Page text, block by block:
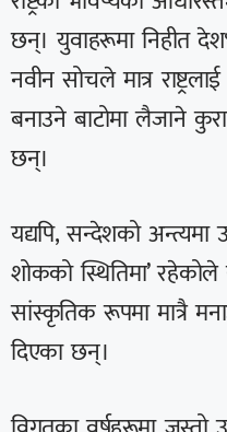
छन्। युवाहरूमा निहीत
नवीन सोचले मात्र
बनाउने बाटोमा लैजाने
छन्।
यद्यपि, सन्देशको अन्त्यमा
शोकको स्थितिमा’ रहेकोले
सांस्कृतिक रूपमा मात्रै
दिएका छन्।